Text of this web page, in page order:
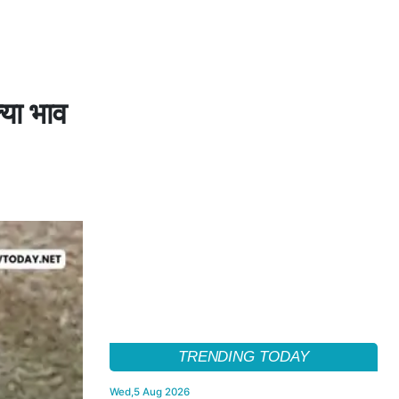
भाव
TRENDING TODAY
Wed,5 Aug 2026